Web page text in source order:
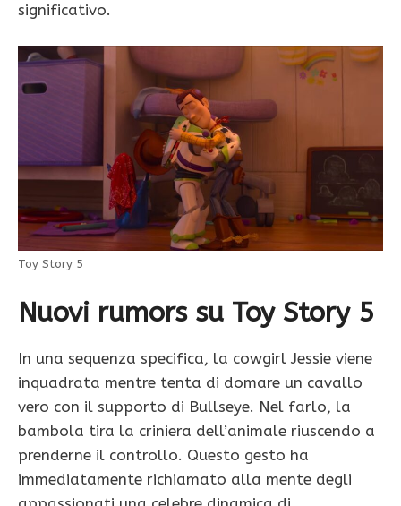
significativo.
Toy Story 5
Nuovi rumors su Toy Story 5
In una sequenza specifica, la cowgirl Jessie viene
inquadrata mentre tenta di domare un cavallo
vero con il supporto di Bullseye. Nel farlo, la
bambola tira la criniera dell’animale riuscendo a
prenderne il controllo. Questo gesto ha
immediatamente richiamato alla mente degli